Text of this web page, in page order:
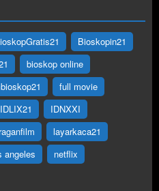
Bioskopin21
bioskop online
full movie
IDLIX21
IDNXXI
layarkaca21
angeles
netflix